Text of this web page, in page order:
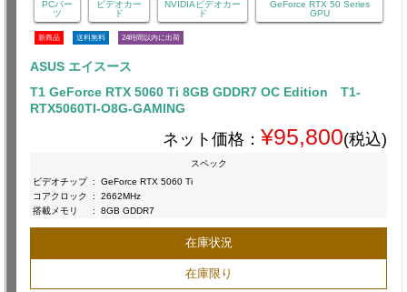
PCパー
ツ
ビデオカー
ド
NVIDIAビデオカー
ド
GeForce RTX 50 Series
GPU
新商品 送料無料 24時間以内に出荷
ASUS エイスース
T1 GeForce RTX 5060 Ti 8GB GDDR7 OC Edition T1-
RTX5060TI-O8G-GAMING
ネット価格： ¥95,800(税込)
スペック
ビデオチップ :
GeForce RTX 5060 Ti
コアクロック
:
2662MHz
搭載メモリ
: 8GB GDDR7
在庫状況
在庫限り